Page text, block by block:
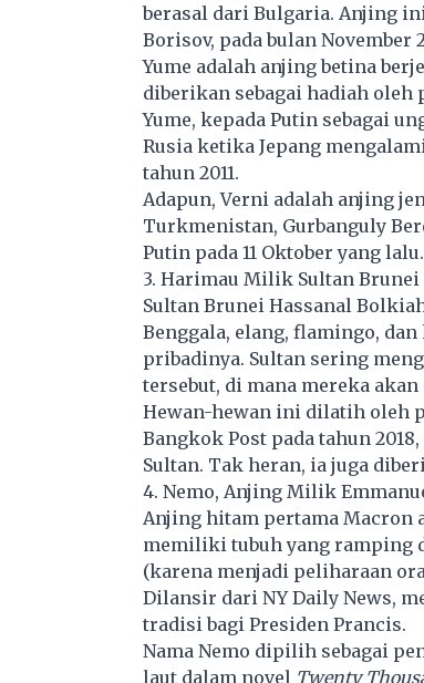
berasal dari Bulgaria. Anjing
Borisov, pada bulan
Yume adalah anjing betina
diberikan sebagai hadiah
Yume, kepada Putin sebagai
Rusia ketika Jepang
tahun 2011.
Adapun, Verni adalah anjing
Turkmenistan, Gurbanguly
Putin pada 11 Oktober yang lalu.
3. Harimau Milik Sultan
Sultan Brunei Hassanal
Benggala, elang, flamingo,
pribadinya. Sultan sering
tersebut, di mana mereka
Hewan-hewan ini dilatih oleh
Bangkok Post pada tahun
Sultan. Tak heran, ia juga
4. Nemo, Anjing Milik
Anjing hitam pertama Macron
memiliki tubuh yang ramping
(karena menjadi peliharaan
Dilansir dari NY Daily News,
tradisi bagi Presiden Prancis.
Nama Nemo dipilih sebagai
laut dalam novel Twenty